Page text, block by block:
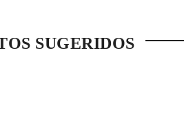
SUGERIDOS